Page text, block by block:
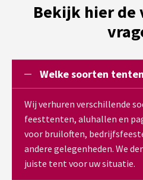
Bekijk hier de
Welke soorten
Wij verhuren verschillende
feesttenten, aluhallen en
voor bruiloften,
andere gelegenheden. We
juiste tent voor uw situatie.